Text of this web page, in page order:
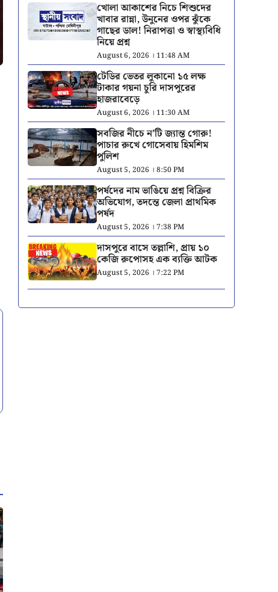
খোলা আকাশের নিচে শিশুদের
খাবার রান্না, উনুনের ওপর ঝুঁকে
গাছের ডাল! নিরাপত্তা ও স্বাস্থ্যবিধি
নিয়ে প্রশ্ন
August 6, 2026 । 11:48 AM
টেডির ভেতর লুকানো ১৫ লক্ষ
টাকার গয়না চুরি দাসপুরের
হাজরাবেড়ে
August 6, 2026 । 11:30 AM
সবজির নীচে ন’টি জ্যান্ত গোরু!
পাচার রুখে গোসেবায় হিমশিম
পুলিশ
August 5, 2026 । 8:50 PM
পর্ষদের নাম ভাঙিয়ে প্রশ্ন বিক্রির
অভিযোগ, তদন্তে জেলা প্রাথমিক
পর্ষদ
August 5, 2026 । 7:38 PM
দাসপুরে বাসে তল্লাশি, প্রায় ১০
কেজি রুপোসহ এক ব্যক্তি আটক
August 5, 2026 । 7:22 PM